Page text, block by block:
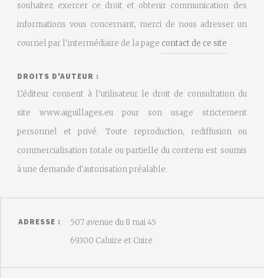
souhaitez exercer ce droit et obtenir communication des
informations vous concernant, merci de nous adresser un
courriel par l'intermédiaire de la page contact de ce site
DROITS D'AUTEUR :
L’éditeur consent à l’utilisateur le droit de consultation du
site www.aiguillages.eu pour son usage strictement
personnel et privé. Toute reproduction, rediffusion ou
commercialisation totale ou partielle du contenu est soumis
à une demande d'autorisation préalable.
ADRESSE :
507 avenue du 8 mai 45
69300 Caluire et Cuire